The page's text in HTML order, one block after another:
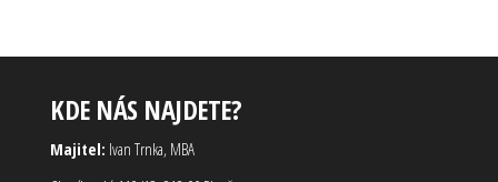
KDE NÁS NAJDETE?
Majitel: Ivan Trnka, MBA